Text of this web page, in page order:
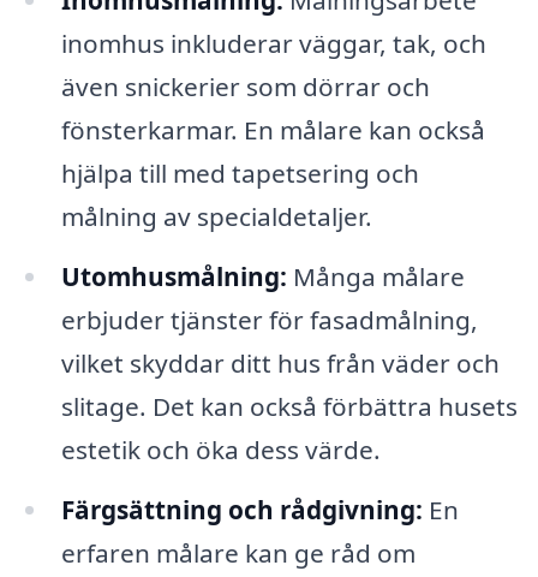
inomhus inkluderar väggar, tak, och
även snickerier som dörrar och
fönsterkarmar. En målare kan också
hjälpa till med tapetsering och
målning av specialdetaljer.
Utomhusmålning: Många målare
erbjuder tjänster för fasadmålning,
vilket skyddar ditt hus från väder och
slitage. Det kan också förbättra husets
estetik och öka dess värde.
Färgsättning och rådgivning: En
erfaren målare kan ge råd om